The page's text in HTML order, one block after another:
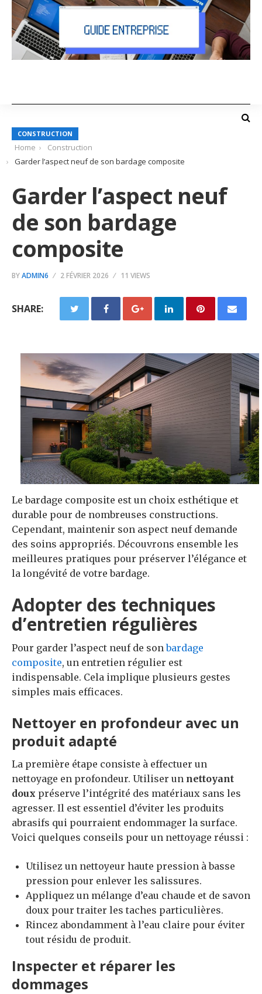
CONSTRUCTION
Home
Construction
Garder l’aspect neuf de son bardage composite
Garder l’aspect neuf
de son bardage
composite
BYADMIN6 2 FÉVRIER 2026 11 VIEWS
SHARE:
Le bardage composite est un choix esthétique et
durable pour de nombreuses constructions.
Cependant, maintenir son aspect neuf demande
des soins appropriés. Découvrons ensemble les
meilleures pratiques pour préserver l’élégance et
la longévité de votre bardage.
Adopter des techniques
d’entretien régulières
Pour garder l’aspect neuf de sonbardage
composite, un entretien régulier est
indispensable. Cela implique plusieurs gestes
simples mais efficaces.
Nettoyer en profondeur avec un
produit adapté
La première étape consiste à effectuer un
nettoyage en profondeur. Utiliser un nettoyant
doux préserve l’intégrité des matériaux sans les
agresser. Il est essentiel d’éviter les produits
abrasifs qui pourraient endommager la surface.
Voici quelques conseils pour un nettoyage réussi :
Utilisez un nettoyeur haute pression à basse
pression pour enlever les salissures.
Appliquez un mélange d’eau chaude et de savon
doux pour traiter les taches particulières.
Rincez abondamment à l’eau claire pour éviter
tout résidu de produit.
Inspecter et réparer les
dommages